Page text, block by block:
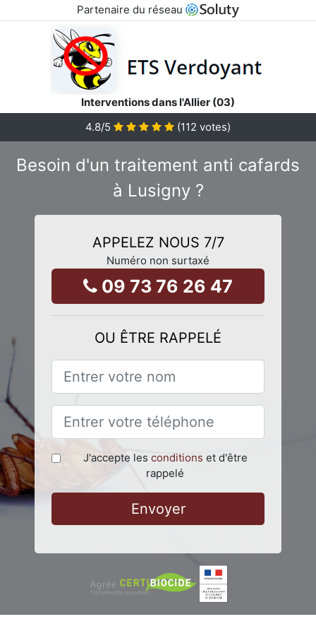
Partenaire du réseau
Interventions dans l'Allier (03)
4.8/5 (112 votes)
Besoin d'un traitement anti cafards
à Lusigny ?
APPELEZ NOUS 7/7
Numéro non surtaxé
09 73 76 26 47
OU ÊTRE RAPPELÉ
J'accepte les conditions et d'être
rappelé
Envoyer